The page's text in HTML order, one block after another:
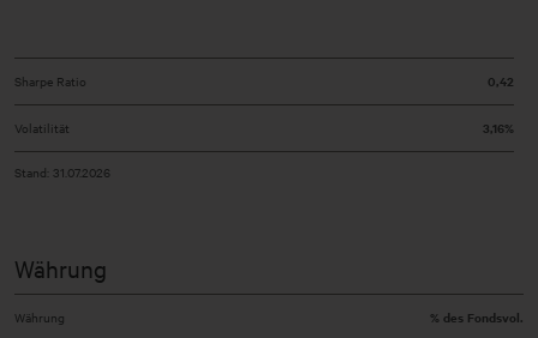
Sharpe Ratio 0,42
Volatilität 3,16%
Stand: 31.07.2026
Währung
Währung % des Fondsvol.